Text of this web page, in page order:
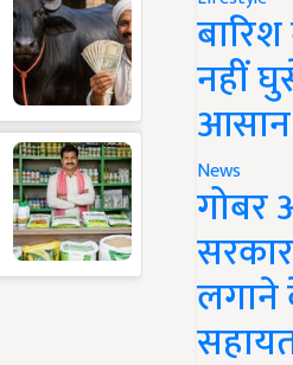
नहीं
आसान
News
गोबर
लगाने